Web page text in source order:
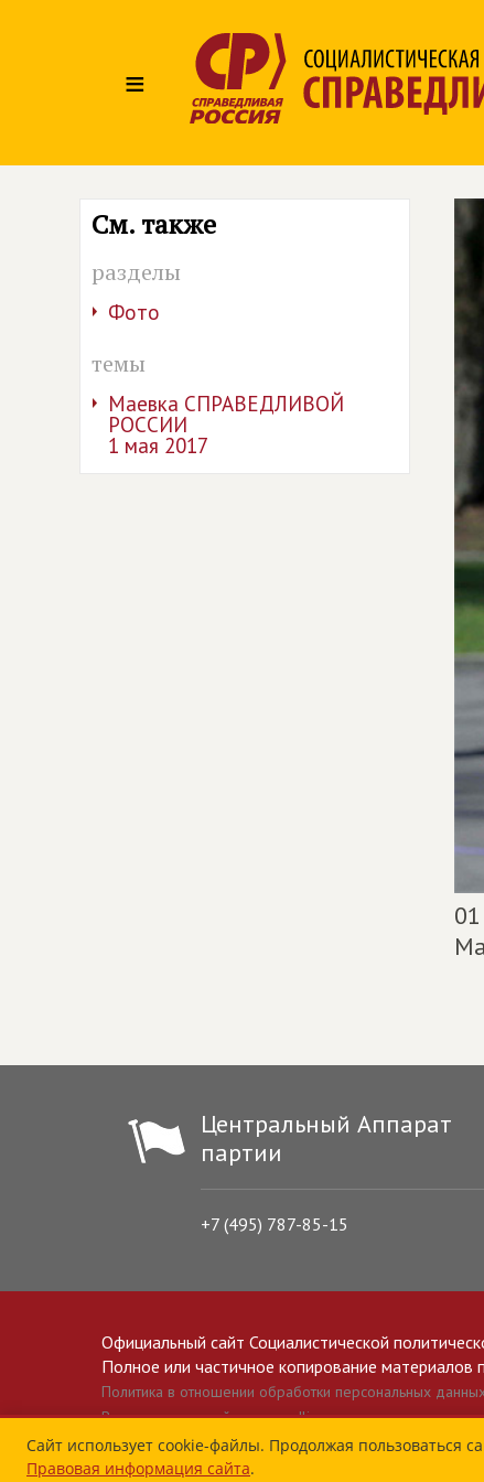
≡
См. также
разделы
Фото
темы
Маевка СПРАВЕДЛИВОЙ
РОССИИ
1 мая 2017
Центральный Аппарат
партии
+7 (495) 787-85-15
Официальный сайт Социалистической
Полное или частичное копирование материалов
Политика в отношении обработки персональных
Все материалы сайта spravedlivo.ru доступны по
Сайт использует cookie-файлы. Продолжая пользоваться
Правовая информация сайта.